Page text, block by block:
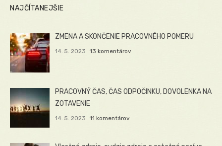
NAJČÍTANEJŠIE
ZMENA A SKONČENIE PRACOVNÉHO POMERU
14. 5. 2023 13 komentárov
PRACOVNÝ ČAS, ČAS ODPOČINKU, DOVOLENKA NA
ZOTAVENIE
14. 5. 2023 11 komentárov